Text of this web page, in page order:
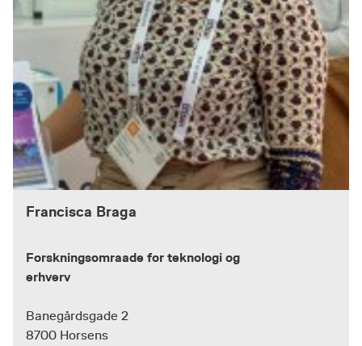
Francisca Braga
Forskningsomraade for teknologi og
erhverv
Banegårdsgade 2
8700 Horsens